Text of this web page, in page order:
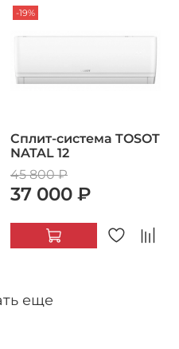
-19%
Сплит-система TOSOT
NATAL 12
45 800 ₽
37 000 ₽
еще